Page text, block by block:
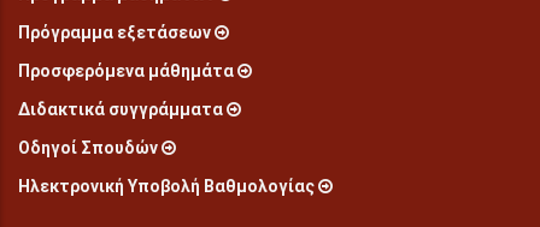
Πρόγραμμα εξετάσεων
Προσφερόμενα μάθημάτα
Διδακτικά συγγράμματα
Οδηγοί Σπουδών
Ηλεκτρονική Υποβολή Βαθμολογίας